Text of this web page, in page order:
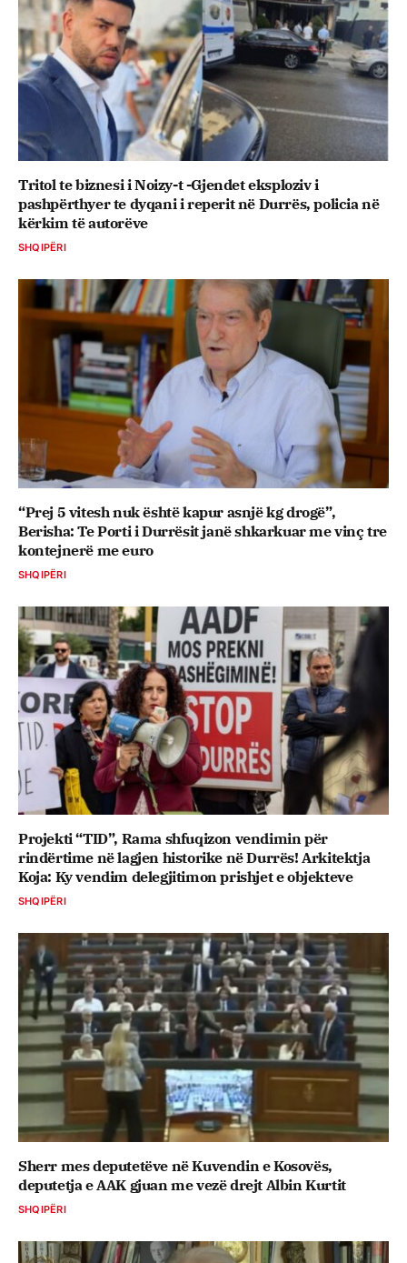
Tritol te biznesi i Noizy-t -Gjendet eksploziv i
pashpërthyer te dyqani i reperit në Durrës, policia në
kërkim të autorëve
SHQIPËRI
“Prej 5 vitesh nuk është kapur asnjë kg drogë”,
Berisha: Te Porti i Durrësit janë shkarkuar me vinç tre
kontejnerë me euro
SHQIPËRI
Projekti “TID”, Rama shfuqizon vendimin për
rindërtime në lagjen historike në Durrës! Arkitektja
Koja: Ky vendim delegjitimon prishjet e objekteve
SHQIPËRI
Sherr mes deputetëve në Kuvendin e Kosovës,
deputetja e AAK gjuan me vezë drejt Albin Kurtit
SHQIPËRI